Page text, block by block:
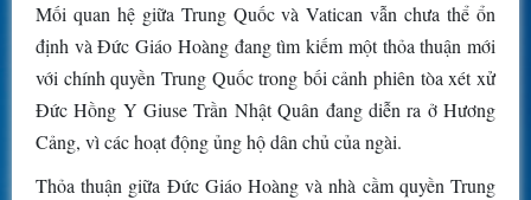
Mối quan hệ giữa Trung Quốc và Vatican vẫn chưa thể ổn
định và Đức Giáo Hoàng đang tìm kiếm một thỏa thuận mới
với chính quyền Trung Quốc trong bối cảnh phiên tòa xét xử
Đức Hồng Y Giuse Trần Nhật Quân đang diễn ra ở Hương
Cảng, vì các hoạt động ủng hộ dân chủ của ngài.
Thỏa thuận giữa Đức Giáo Hoàng và nhà cầm quyền Trung